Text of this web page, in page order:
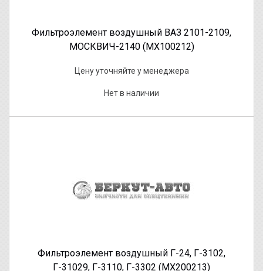
Фильтроэлемент воздушный ВАЗ 2101-2109,
МОСКВИЧ-2140 (МХ100212)
Цену уточняйте у менеджера
Нет в наличии
Фильтроэлемент воздушный Г-24, Г-3102,
Г-31029, Г-3110, Г-3302 (МХ200213)